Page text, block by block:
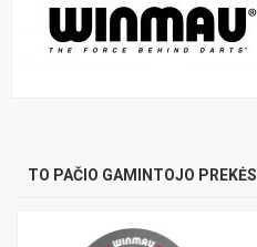
TO PAČIO GAMINTOJO PREKĖS